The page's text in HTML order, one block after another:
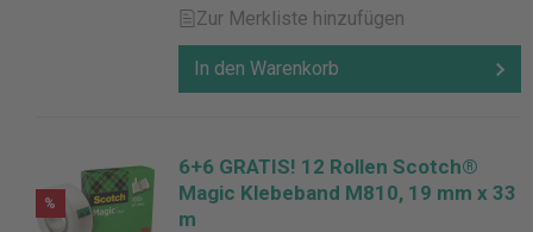
Zur Merkliste hinzufügen
In den Warenkorb
%
6+6 GRATIS! 12 Rollen Scotch®
Magic Klebeband M810, 19 mm x 33
m